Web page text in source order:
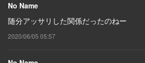
No Name
随分アッサリした関係だったのねー
2020/06/05 05:57